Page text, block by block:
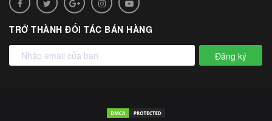
TRỞ THÀNH ĐỐI TÁC BÁN HÀNG
Đăng ký